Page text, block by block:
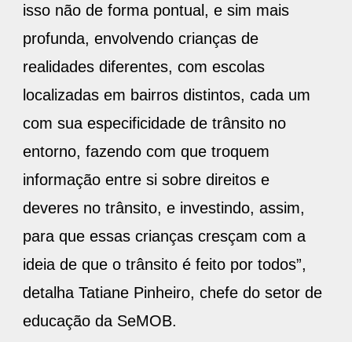
isso não de forma pontual, e sim mais
profunda, envolvendo crianças de
realidades diferentes, com escolas
localizadas em bairros distintos, cada um
com sua especificidade de trânsito no
entorno, fazendo com que troquem
informação entre si sobre direitos e
deveres no trânsito, e investindo, assim,
para que essas crianças cresçam com a
ideia de que o trânsito é feito por todos”,
detalha Tatiane Pinheiro, chefe do setor de
educação da SeMOB.